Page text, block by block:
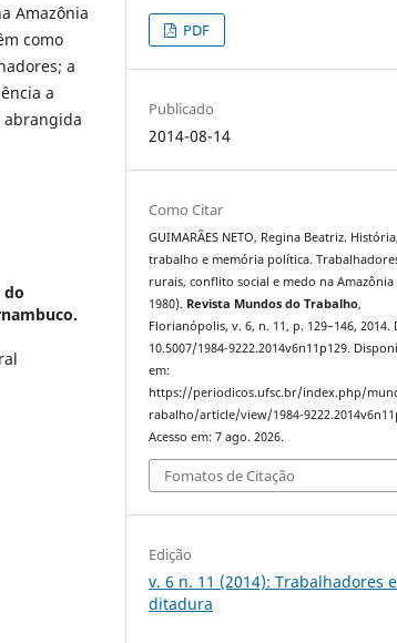
Amazônia
como
a
a
abrangida
do
PDF
Publicado
2014-08-14
Como Citar
GUIMARÃES NETO, Regina Beatriz.
trabalho e memória política.
rurais, conflito social e medo na Amazônia
1980). Revista Mundos do Trabalho,
Florianópolis, v. 6, n. 11, p. 129–146, 2014.
10.5007/1984-9222.2014v6n11p129.
em:
https://periodicos.ufsc.br/index.php/
rabalho/article/view/1984-
Acesso em: 7 ago. 2026.
Fomatos de Citação
Edição
v. 6 n. 11 (2014): Trabalhadores e
ditadura